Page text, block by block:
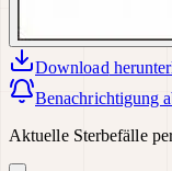
Download
Benachrichtigung
Aktuelle Sterbefälle